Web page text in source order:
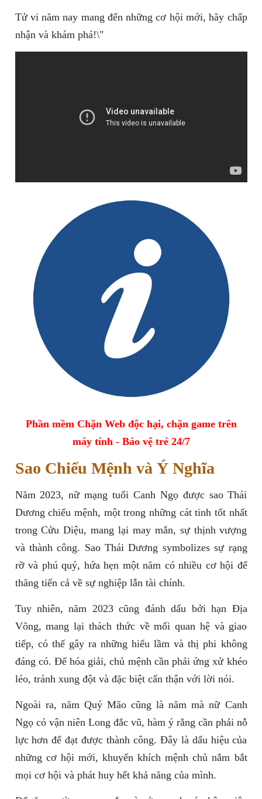
Tử vi năm nay mang đến những cơ hội mới, hãy chấp
nhận và khám phá!\"
Phần mềm Chặn Web độc hại, chặn game trên
máy tính - Bảo vệ trẻ 24/7
Sao Chiếu Mệnh và Ý Nghĩa
Năm 2023, nữ mạng tuổi Canh Ngọ được sao Thái
Dương chiếu mệnh, một trong những cát tinh tốt nhất
trong Cửu Diệu, mang lại may mắn, sự thịnh vượng
và thành công. Sao Thái Dương symbolizes sự rạng
rỡ và phú quý, hứa hẹn một năm có nhiều cơ hội để
thăng tiến cả về sự nghiệp lẫn tài chính.
Tuy nhiên, năm 2023 cũng đánh dấu bởi hạn Địa
Võng, mang lại thách thức về mối quan hệ và giao
tiếp, có thể gây ra những hiểu lầm và thị phi không
đáng có. Để hóa giải, chủ mệnh cần phải ứng xử khéo
léo, tránh xung đột và đặc biệt cẩn thận với lời nói.
Ngoài ra, năm Quý Mão cũng là năm mà nữ Canh
Ngọ có vận niên Long đắc vũ, hàm ý rằng cần phải nỗ
lực hơn để đạt được thành công. Đây là dấu hiệu của
những cơ hội mới, khuyến khích mệnh chủ nắm bắt
mọi cơ hội và phát huy hết khả năng của mình.